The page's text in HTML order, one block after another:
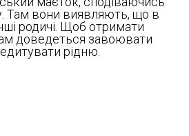
Там вони виявляють, що в
родичі. Щоб отримати
доведеться завоювати
рідню.